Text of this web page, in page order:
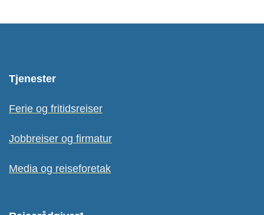
Tjenester
Ferie og fritidsreiser
Jobbreiser og firmatur
Media og reiseforetak